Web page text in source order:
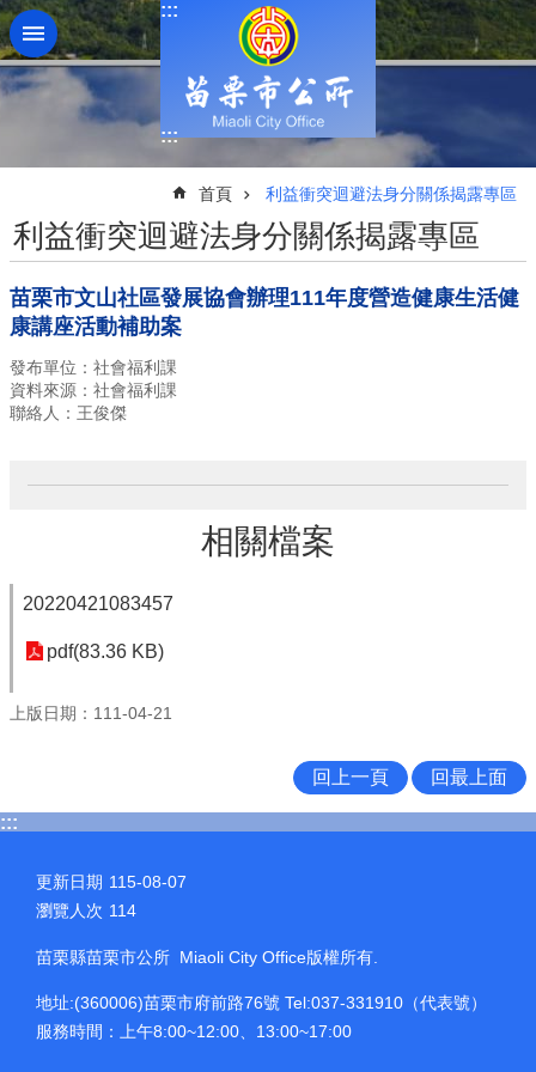
跳到主要內容區塊
:::
:::
首頁 利益衝突迴避法身分關係揭露專區
利益衝突迴避法身分關係揭露專區
苗栗市文山社區發展協會辦理111年度營造健康生活健
康講座活動補助案
發布單位：社會福利課
資料來源：社會福利課
聯絡人：王俊傑
相關檔案
20220421083457
pdf(83.36 KB)
上版日期：111-04-21
回上一頁 回最上面
:::
更新日期 115-08-07
瀏覽人次 114
苗栗縣苗栗市公所 Miaoli City Office版權所有.
地址:(360006)苗栗市府前路76號 Tel:037-331910（代表號）
服務時間：上午8:00~12:00、13:00~17:00